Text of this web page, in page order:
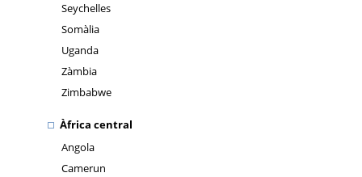
Seychelles
Somàlia
Uganda
Zàmbia
Zimbabwe
Àfrica central
Angola
Camerun